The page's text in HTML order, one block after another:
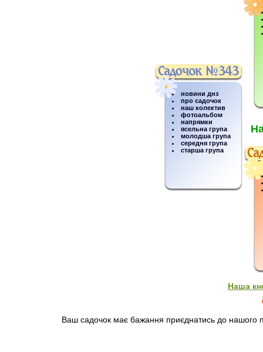
новини днз
про садочок
наш колектив
фотоальбом
напрямки
ясельна група
молодша група
середня група
старша група
Наша
Ваш садочок має бажання приєднатись до нашого